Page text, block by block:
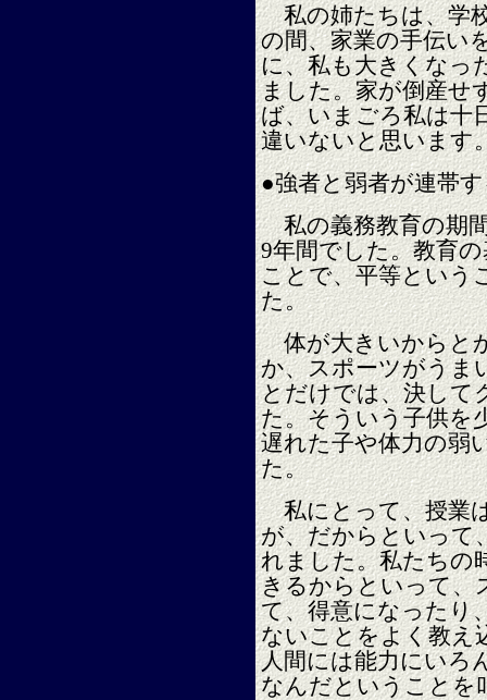
私の姉たちは、学
の間、家業の手伝い
に、私も大きくなっ
ました。家が倒産せ
ば、いまごろ私は十
違いないと思います
●強者と弱者が連帯
私の義務教育の期間
9年間でした。教育
ことで、平等という
た。
体が大きいからと
か、スポーツがうま
とだけでは、決して
た。そういう子供を
遅れた子や体力の弱
た。
私にとって、授業
が、だからといって
れました。私たちの
きるからといって、
て、得意になったり
ないことをよく教え
人間には能力にいろ
なんだということを